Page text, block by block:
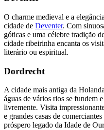
O charme medieval e a
cidade de Deventer. Com
góticas e uma célebre tradição
cidade ribeirinha encanta os
literário ou espiritual.
Dordrecht
A cidade mais antiga da
águas de vários rios se fundem
livremente. Visita
e grandes casas de
próspero legado da Idade de